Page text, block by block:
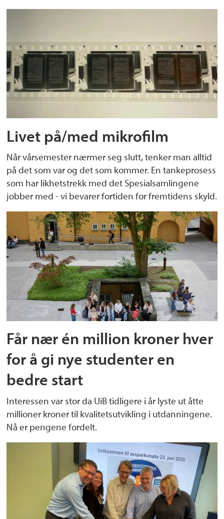
Livet på/med mikrofilm
Når vårsemester nærmer seg slutt, tenker man alltid
på det som var og det som kommer. En tankeprosess
som har likhetstrekk med det Spesialsamlingene
jobber med - vi bevarer fortiden for fremtidens skyld.
Får nær én million kroner hver
for å gi nye studenter en
bedre start
Interessen var stor da UiB tidligere i år lyste ut åtte
millioner kroner til kvalitetsutvikling i utdanningene.
Nå er pengene fordelt.